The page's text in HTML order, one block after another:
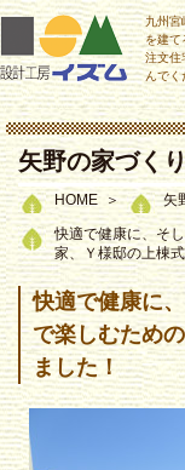
九州宮
を建て
注文住
んでく
矢野の家づく
HOME
矢
快適で健康に、そ
家、Ｙ様邸の上棟
快適で健康に
で楽しむため
ました！